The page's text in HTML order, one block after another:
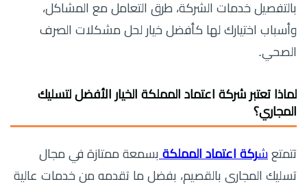
بالتفصيل خدمات الشركة، طرق التعامل مع المشاكل،
وأسباب اختيارك لها كأفضل خيار لحل مشكلات الصرف
الصحي.
لماذا تعتبر شركة اعتماد المملكة الخيار الأفضل لتسليك
المجاري؟
تتمتع شركة اعتماد المملكة بسمعة ممتازة في مجال
تسليك المجاري بالقصيم، بفضل ما تقدمه من خدمات عالية